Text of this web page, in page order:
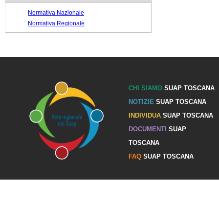
Normativa Nazionale
Normativa Regionale
CHI SIAMOSUAP TOSCANA
NOTIZIE SUAP TOSCANA
INDIVIDUASUAP TOSCANA
DOCUMENTI SUAP
TOSCANA
FAQSUAP TOSCANA